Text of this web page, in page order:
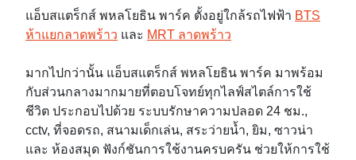
แอ็บสแตร็กส์ พหลโยธิน พาร์ค ตั้งอยู่ใกล้รถไฟฟ้า BTS
ห้าแยกลาดพร้าว และ MRT ลาดพร้าว
มากไปกว่านั้น แอ็บสแตร็กส์ พหลโยธิน พาร์ค มาพร้อม
กับส่วนกลางมากมายที่ตอบโจทย์ทุกไลฟ์สไตล์การใช้
ชีวิต ประกอบไปด้วย ระบบรักษาความปลอด 24 ชม.,
cctv, ที่จอดรถ, สนามเด็กเล่น, สระว่ายน้ำ, ยิม, ซาวน่า
และ ห้องสมุด ฟังก์ชันการใช้งานครบครัน ช่วยให้การใช้